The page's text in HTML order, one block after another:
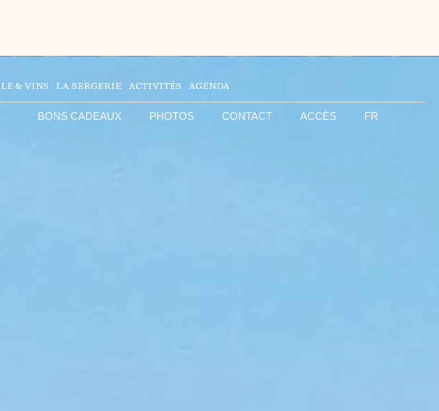
& VINS LA BERGERIE ACTIVITÉS AGENDA
BONS CADEAUX PHOTOS CONTACT ACCÈS FR